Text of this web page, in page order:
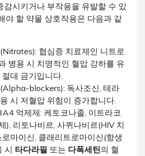
감시키거나 부작용을 유발할 수 있
야 할 약물 상호작용은 다음과 같
협심증 치료제인 니트로
병용 시 치명적인 혈압 강하를 유
대 금기입니다.
blockers): 독사조신, 테라
시 저혈압 위험이 증가합니다.
억제제: 케토코나졸, 이트라코
), 리토나비르, 사퀴나비르(HIV 치
마이신, 클래리트로마이신(항생
시 타다라필 또는 다폭세틴의 혈